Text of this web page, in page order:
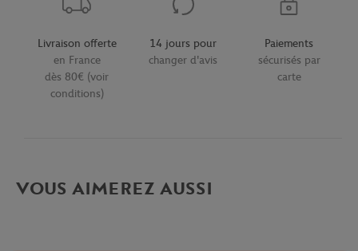
Livraison offerte
en France
dès 80€ (voir
conditions)
14 jours pour
changer d'avis
Paiements
sécurisés par
carte
VOUS AIMEREZ AUSSI